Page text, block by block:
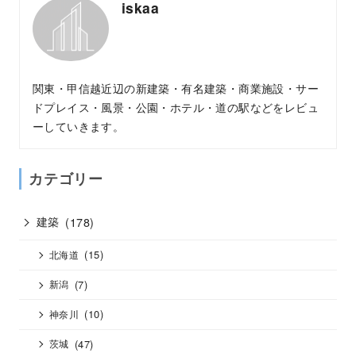
iskaa
関東・甲信越近辺の新建築・有名建築・商業施設・サー
ドプレイス・風景・公園・ホテル・道の駅などをレビュ
ーしていきます。
カテゴリー
建築 (178)
北海道 (15)
新潟 (7)
神奈川 (10)
茨城 (47)